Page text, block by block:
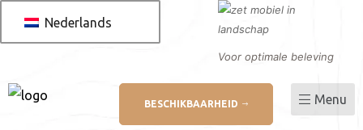
Nederlands
Voor optimale beleving
BESCHIKBAARHEID Menu